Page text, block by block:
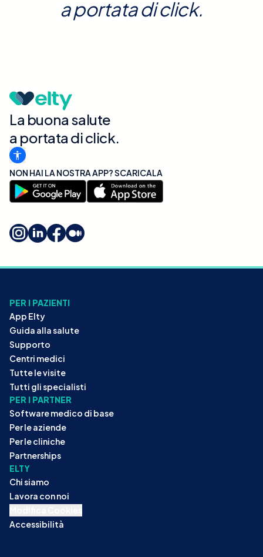
a portata di click.
La buona salute
a portata di click.
NON HAI LA NOSTRA APP? SCARICALA
PER I PAZIENTI
App Elty
Guida alla salute
Supporto
Centri medici
Tutte le visite
Tutti gli specialisti
PER I PARTNER
Software medico di base
Per le aziende
Per le cliniche
Partnerships
ELTY
Chi siamo
Lavora con noi
Accessibilità